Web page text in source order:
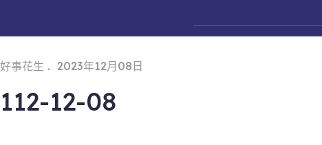
好事花生 2023年12月08日
112-12-08